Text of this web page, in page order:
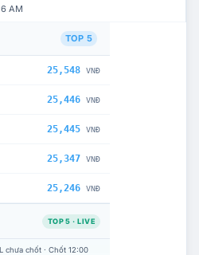
AM
TOP 5
25,548 VNĐ
25,446 VNĐ
25,445 VNĐ
25,347 VNĐ
25,246 VNĐ
TOP 5 · LIVE
chưa chốt · Chốt 12:00